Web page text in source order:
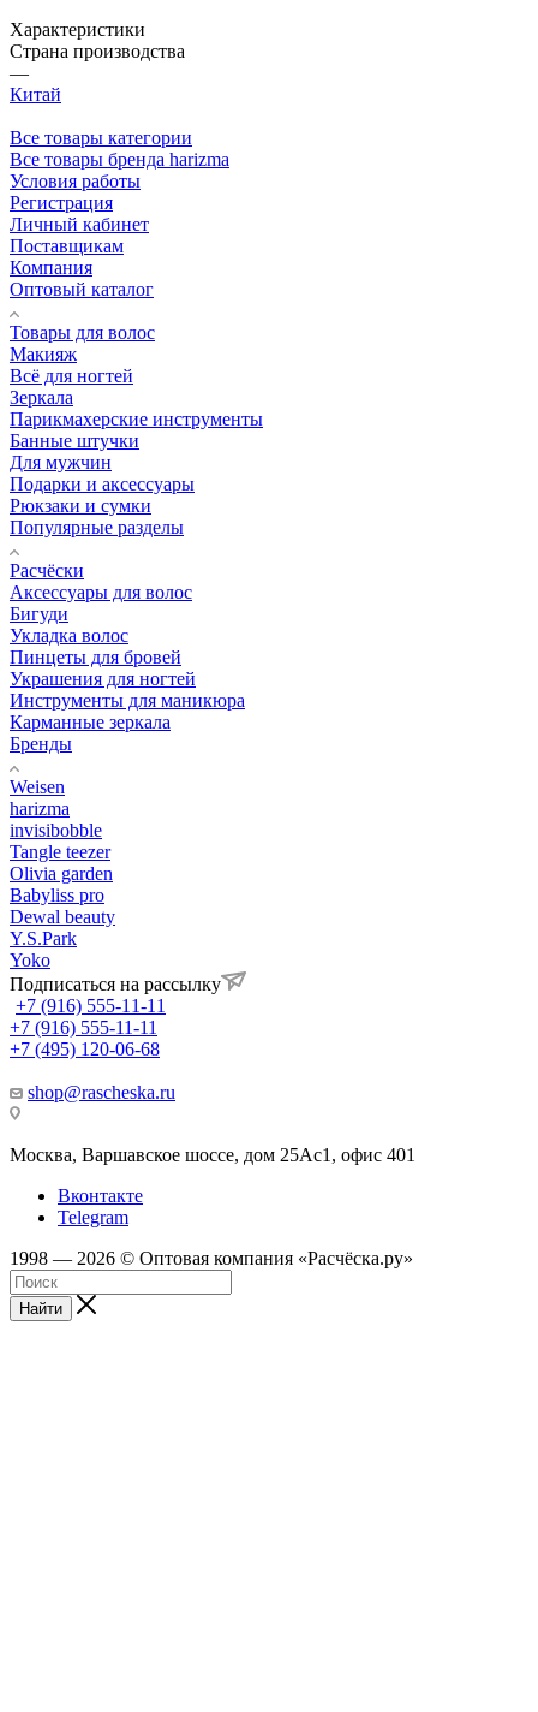
Характеристики
Страна производства
—
Китай
Все товары категории
Все товары бренда harizma
Условия работы
Регистрация
Личный кабинет
Поставщикам
Компания
Оптовый каталог
Товары для волос
Макияж
Всё для ногтей
Зеркала
Парикмахерские инструменты
Банные штучки
Для мужчин
Подарки и аксессуары
Рюкзаки и сумки
Популярные разделы
Расчёски
Аксессуары для волос
Бигуди
Укладка волос
Пинцеты для бровей
Украшения для ногтей
Инструменты для маникюра
Карманные зеркала
Бренды
Weisen
harizma
invisibobble
Tangle teezer
Olivia garden
Babyliss pro
Dewal beauty
Y.S.Park
Yoko
Подписаться на рассылку
+7 (916) 555-11-11
+7 (916) 555-11-11
+7 (495) 120-06-68
shop@rascheska.ru
Москва, Варшавское шоссе, дом 25Аc1, офис 401
Вконтакте
Telegram
1998 — 2026 © Оптовая компания «Расчёска.ру»
Найти